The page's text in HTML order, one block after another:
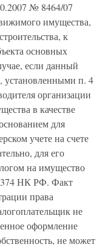
№ 8464/07
имущества,
к
основных
если данный
установленными п. 4
организации
в качестве
для
учете на счете
для его
на имущество
374 НК РФ. Факт
права
не
оформление
не может